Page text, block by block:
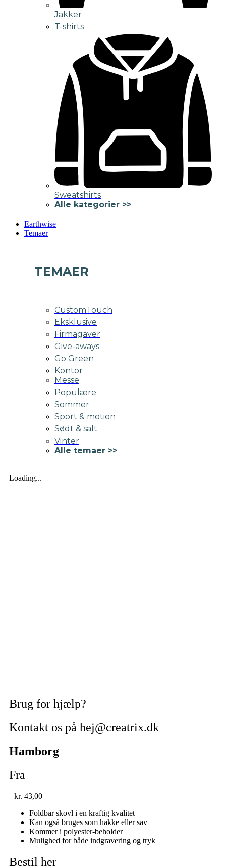
Jakker
T-shirts
Sweatshirts
Alle kategorier >>
Earthwise
Temaer
TEMAER
CustomTouch
Eksklusive
Firmagaver
Give-aways
Go Green
Kontor
Messe
Populære
Sommer
Sport & motion
Sødt & salt
Vinter
Alle temaer >>
Loading...
Brug for hjælp?
Kontakt os på hej@creatrix.dk
Hamborg
Fra
kr. 43,00
Foldbar skovl i en kraftig kvalitet
Kan også bruges som hakke eller sav
Kommer i polyester-beholder
Mulighed for både indgravering og tryk
Bestil her